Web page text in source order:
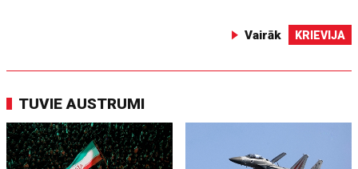
Vairāk KRIEVIJA
TUVIE AUSTRUMI